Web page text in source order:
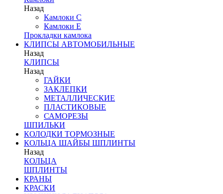
Назад
Камлоки C
Камлоки Е
Прокладки камлока
КЛИПСЫ АВТОМОБИЛЬНЫЕ
Назад
КЛИПСЫ
Назад
ГАЙКИ
ЗАКЛЕПКИ
МЕТАЛЛИЧЕСКИЕ
ПЛАСТИКОВЫЕ
САМОРЕЗЫ
ШПИЛЬКИ
КОЛОДКИ ТОРМОЗНЫЕ
КОЛЬЦА ШАЙБЫ ШПЛИНТЫ
Назад
КОЛЬЦА
ШПЛИНТЫ
КРАНЫ
КРАСКИ